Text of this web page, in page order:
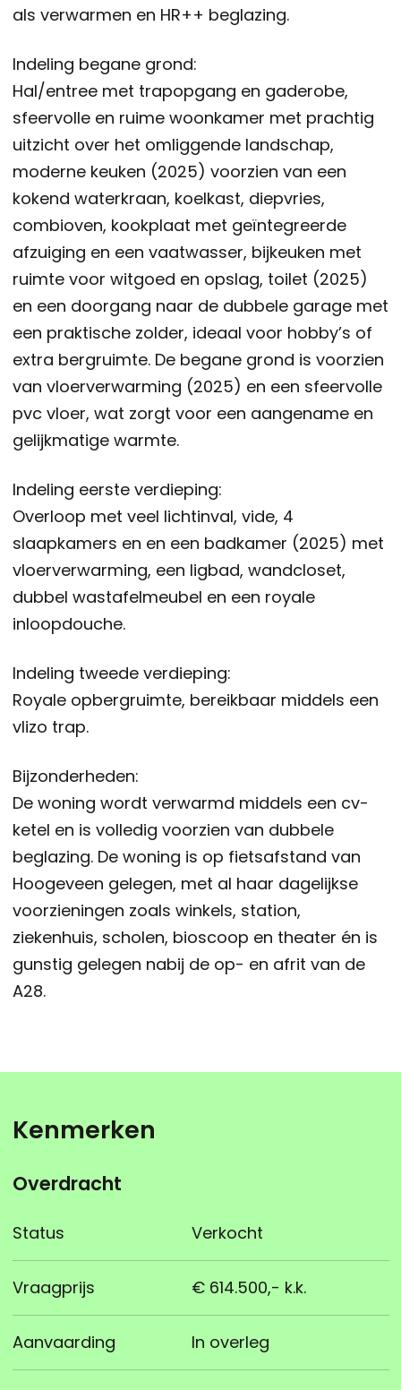
als verwarmen en HR++ beglazing.
Indeling begane grond:
Hal/entree met trapopgang en gaderobe,
sfeervolle en ruime woonkamer met prachtig
uitzicht over het omliggende landschap,
moderne keuken (2025) voorzien van een
kokend waterkraan, koelkast, diepvries,
combioven, kookplaat met geïntegreerde
afzuiging en een vaatwasser, bijkeuken met
ruimte voor witgoed en opslag, toilet (2025)
en een doorgang naar de dubbele garage met
een praktische zolder, ideaal voor hobby’s of
extra bergruimte. De begane grond is voorzien
van vloerverwarming (2025) en een sfeervolle
pvc vloer, wat zorgt voor een aangename en
gelijkmatige warmte.
Indeling eerste verdieping:
Overloop met veel lichtinval, vide, 4
slaapkamers en en een badkamer (2025) met
vloerverwarming, een ligbad, wandcloset,
dubbel wastafelmeubel en een royale
inloopdouche.
Indeling tweede verdieping:
Royale opbergruimte, bereikbaar middels een
vlizo trap.
Bijzonderheden:
De woning wordt verwarmd middels een cv-
ketel en is volledig voorzien van dubbele
beglazing. De woning is op fietsafstand van
Hoogeveen gelegen, met al haar dagelijkse
voorzieningen zoals winkels, station,
ziekenhuis, scholen, bioscoop en theater én is
gunstig gelegen nabij de op- en afrit van de
A28.
Kenmerken
Overdracht
Status Verkocht
Vraagprijs € 614.500,- k.k.
Aanvaarding In overleg